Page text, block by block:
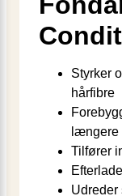
Styrker
hårfibre
længere
Tilfører
Udreder